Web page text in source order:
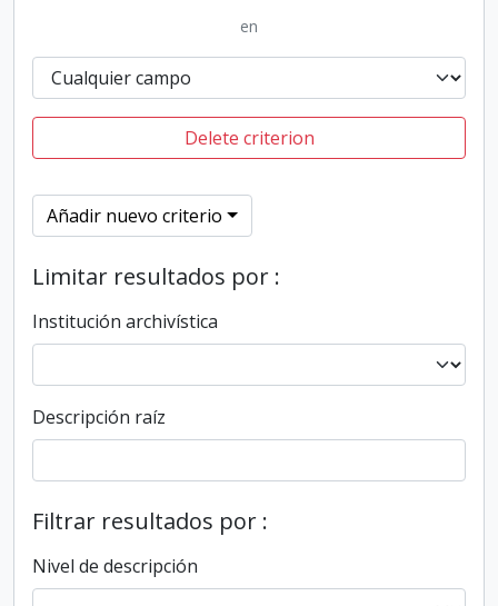
en
Delete criterion
Añadir nuevo criterio
Limitar resultados por :
Institución archivística
Descripción raíz
Filtrar resultados por :
Nivel de descripción